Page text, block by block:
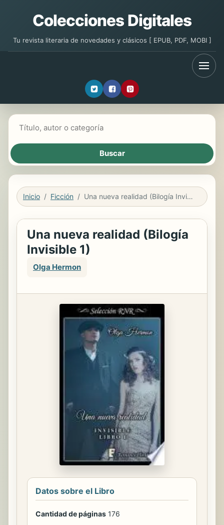
Colecciones Digitales
Tu revista literaria de novedades y clásicos [ EPUB, PDF, MOBI ]
Inicio Ficción Una nueva realidad (Bilogía Invisible 1)
Una nueva realidad (Bilogía
Invisible 1)
Olga Hermon
Datos sobre el Libro
Cantidad de páginas 176